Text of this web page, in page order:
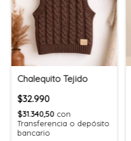
Chalequito Tejido
$32.990
$31.340,50 con
Transferencia o depósito
bancario